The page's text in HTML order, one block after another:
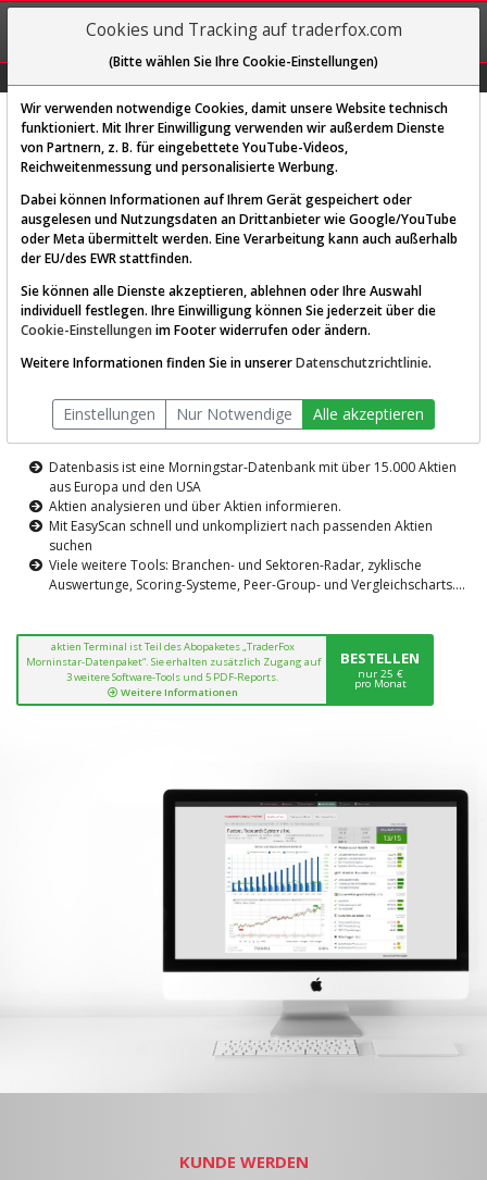
REGIS-
TRIEREN
Diese Funktion ist nur für
AKTIEN-TERMINAL
Die Aktienanalyse-Plattform von
TraderFox
Datenbasis ist eine Morningstar-Datenbank mit über 15.000 Aktien
aus Europa und den USA
Aktien analysieren und über Aktien informieren.
Mit EasyScan schnell und unkompliziert nach passenden Aktien
suchen
Viele weitere Tools: Branchen- und Sektoren-Radar, zyklische
Auswertunge, Scoring-Systeme, Peer-Group- und Vergleichscharts....
aktien Terminal ist Teil des Abopaketes „TraderFox
Morninstar-Datenpaket“. Sie erhalten zusätzlich Zugang auf
3 weitere Software-Tools und 5 PDF-Reports.
Weitere Informationen
BESTELLEN
nur 25 €
pro Monat
KUNDE WERDEN
Cookies und Tracking auf traderfox.com
(Bitte wählen Sie Ihre Cookie-Einstellungen)
Wir verwenden notwendige Cookies, damit unsere Website technisch
funktioniert. Mit Ihrer Einwilligung verwenden wir außerdem Dienste
von Partnern, z. B. für eingebettete YouTube-Videos,
Reichweitenmessung und personalisierte Werbung.
Dabei können Informationen auf Ihrem Gerät gespeichert oder
ausgelesen und Nutzungsdaten an Drittanbieter wie Google/YouTube
oder Meta übermittelt werden. Eine Verarbeitung kann auch außerhalb
der EU/des EWR stattfinden.
Sie können alle Dienste akzeptieren, ablehnen oder Ihre Auswahl
individuell festlegen. Ihre Einwilligung können Sie jederzeit über die
Cookie-Einstellungen im Footer widerrufen oder ändern.
Weitere Informationen finden Sie in unsererDatenschutzrichtlinie.
Einstellungen Nur Notwendige Alle akzeptieren